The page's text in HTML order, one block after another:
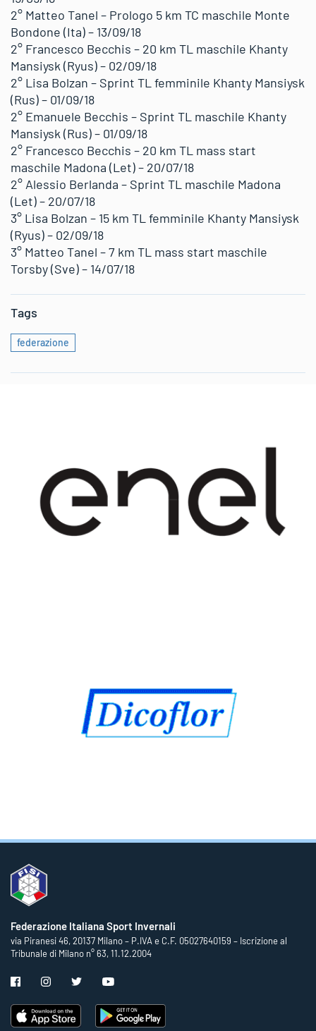
2° Matteo Tanel – Prologo 5 km TC maschile Monte
Bondone (Ita) – 13/09/18
2° Francesco Becchis – 20 km TL maschile Khanty
Mansiysk (Ryus) – 02/09/18
2° Lisa Bolzan – Sprint TL femminile Khanty Mansiysk
(Rus) – 01/09/18
2° Emanuele Becchis – Sprint TL maschile Khanty
Mansiysk (Rus) – 01/09/18
2° Francesco Becchis – 20 km TL mass start
maschile Madona (Let) – 20/07/18
2° Alessio Berlanda – Sprint TL maschile Madona
(Let) – 20/07/18
3° Lisa Bolzan – 15 km TL femminile Khanty Mansiysk
(Ryus) – 02/09/18
3° Matteo Tanel – 7 km TL mass start maschile
Torsby (Sve) – 14/07/18
Tags
federazione
Federazione Italiana Sport Invernali
via Piranesi 46, 20137 Milano – P.IVA e C.F. 05027640159 – Iscrizione al
Tribunale di Milano n° 63, 11.12.2004